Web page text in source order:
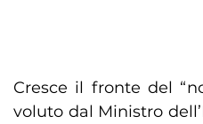
Cresce il fronte del
voluto dal Ministro